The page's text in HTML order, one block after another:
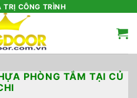
TRỊ CÔNG TRÌNH
PHÒNG TẮM TẠI CỦ